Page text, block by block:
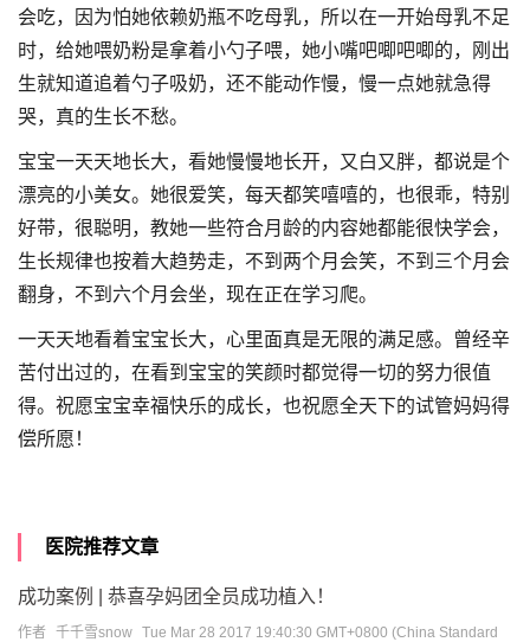
会吃，因为怕她依赖奶瓶不吃母乳，所以在一开始母乳不足
时，给她喂奶粉是拿着小勺子喂，她小嘴吧唧吧唧的，刚出
生就知道追着勺子吸奶，还不能动作慢，慢一点她就急得
哭，真的生长不愁。
宝宝一天天地长大，看她慢慢地长开，又白又胖，都说是个
漂亮的小美女。她很爱笑，每天都笑嘻嘻的，也很乖，特别
好带，很聪明，教她一些符合月龄的内容她都能很快学会，
生长规律也按着大趋势走，不到两个月会笑，不到三个月会
翻身，不到六个月会坐，现在正在学习爬。
一天天地看着宝宝长大，心里面真是无限的满足感。曾经辛
苦付出过的，在看到宝宝的笑颜时都觉得一切的努力很值
得。祝愿宝宝幸福快乐的成长，也祝愿全天下的试管妈妈得
偿所愿！
医院推荐文章
成功案例 | 恭喜孕妈团全员成功植入！
作者 千千雪snow Tue Mar 28 2017 19:40:30 GMT+0800 (China Standard